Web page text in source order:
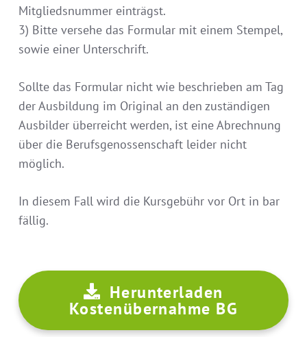
Mitgliedsnummer einträgst.
3) Bitte versehe das Formular mit einem Stempel,
sowie einer Unterschrift.
Sollte das Formular nicht wie beschrieben am Tag
der Ausbildung im Original an den zuständigen
Ausbilder überreicht werden, ist eine Abrechnung
über die Berufsgenossenschaft leider nicht
möglich.
In diesem Fall wird die Kursgebühr vor Ort in bar
fällig.
Herunterladen
Kostenübernahme BG